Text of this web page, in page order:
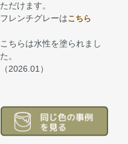
ただけます。
フレンチグレーはこちら
こちらは水性を塗られまし
た。
（2026.01）